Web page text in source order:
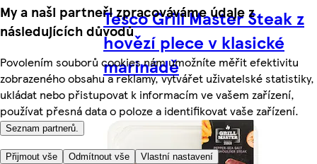
My a naši partneři zpracováváme údaje z
následujících důvodů
Povolením souborů cookies nám umožníte měřit efektivitu
zobrazeného obsahu a reklamy, vytvářet uživatelské statistiky,
ukládat nebo přistupovat k informacím ve vašem zařízení,
používat přesná data o poloze a identifikovat vaše zařízení.
Seznam partnerů.
Přijmout vše Odmítnout vše Vlastní nastavení
Tesco Grill Master Steak z
hovězí plece v klasické
marinádě